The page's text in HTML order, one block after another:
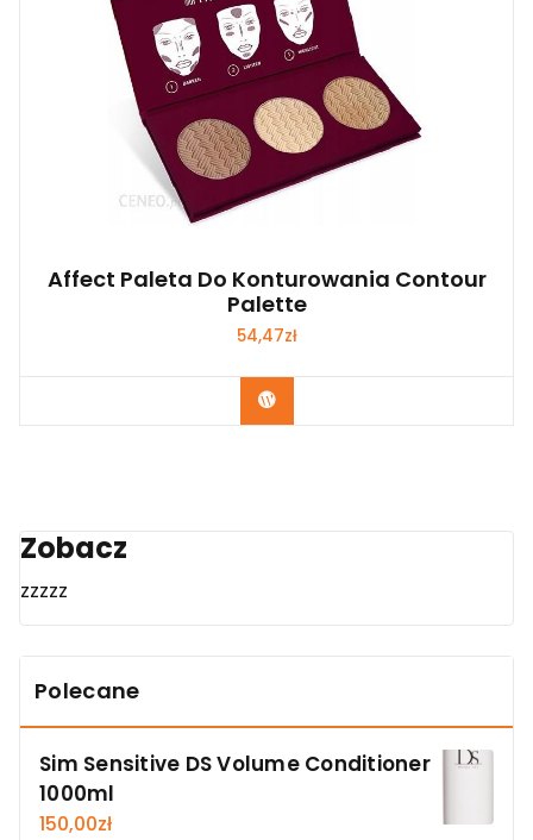
Affect Paleta Do Konturowania Contour
Palette
54,47zł
Zobacz
Zobacz
zzzzz
Polecane
Sim Sensitive DS Volume Conditioner
1000ml
150,00zł